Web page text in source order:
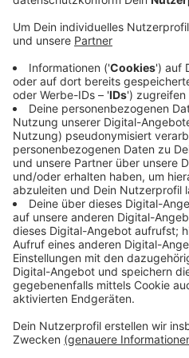
Veranstaltungen geben.
Stadt. Das Frühlingsfest im
dazu. Der April sei noch zu
seriös zu planen, sagt der
Geschäftsführer Georg
Chancen im Sommer und
Altstadtfest nicht im Mai,
stattfinden. Dann soll in
Bühnen gesungen, gerockt
Zudem sind verkaufsoffene
und Dezember geplant,
Anzeige